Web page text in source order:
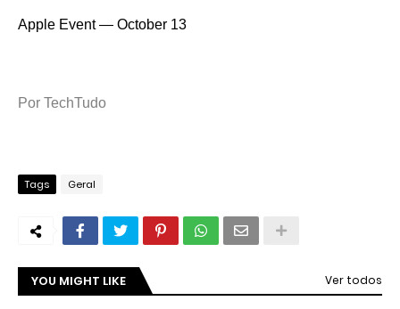
Apple Event — October 13
Por TechTudo
Tags Geral
YOU MIGHT LIKE Ver todos